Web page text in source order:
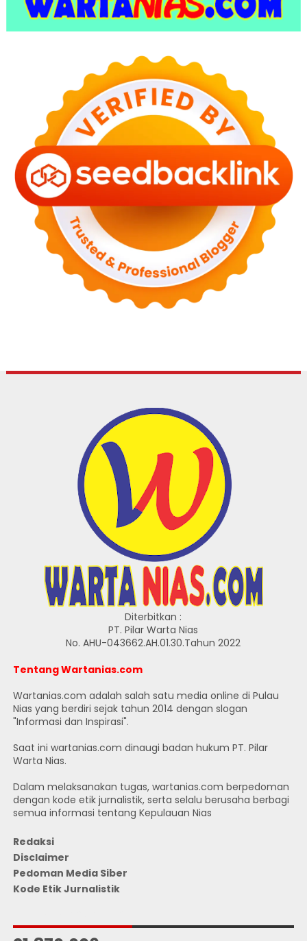
Diterbitkan :
PT. Pilar Warta Nias
No. AHU-043662.AH.01.30.Tahun 2022
Tentang Wartanias.com
Wartanias.com adalah salah satu media online di Pulau
Nias yang berdiri sejak tahun 2014 dengan slogan
"Informasi dan Inspirasi".
Saat ini wartanias.com dinaugi badan hukum PT. Pilar
Warta Nias.
Dalam melaksanakan tugas, wartanias.com berpedoman
dengan kode etik jurnalistik, serta selalu berusaha berbagi
semua informasi tentang Kepulauan Nias
Redaksi
Disclaimer
Pedoman Media Siber
Kode Etik Jurnalistik